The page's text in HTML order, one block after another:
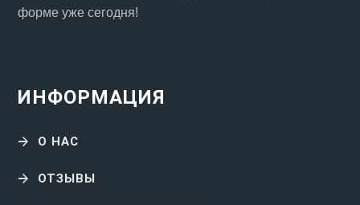
форме уже сегодня!
ИНФОРМАЦИЯ
О НАС
ОТЗЫВЫ